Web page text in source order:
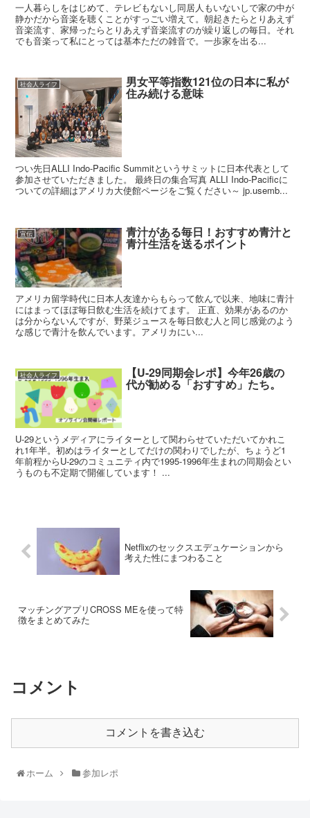
一人暮らしをはじめて、テレビもないし同居人もいないしで家の中が
静かだから音楽を聴くことがすっごい増えて。朝起きたらとりあえず
音楽流す、家帰ったらとりあえず音楽流すのが繰り返しの毎日。それ
でも音楽って私にとっては基本ただの雑音で。一歩家を出る...
社会人ライフ 男女平等指数121位の日本に私が
住み続ける意味
つい先日ALLI Indo-Pacific Summitというサミットに日本代表として
参加させていただきました。 最終日の集合写真 ALLI Indo-Pacificに
ついての詳細はアメリカ大使館ページをご覧ください～ jp.usemb...
宣伝 青汁がある毎日！おすすめ青汁と
青汁生活を送るポイント
アメリカ留学時代に日本人友達からもらって飲んで以来、地味に青汁
にはまってほぼ毎日飲む生活を続けてます。 正直、効果があるのか
は分からないんですが、野菜ジュースを毎日飲む人と同じ感覚のよう
な感じで青汁を飲んでいます。アメリカにい...
社会人ライフ 【U-29同期会レポ】今年26歳の
代が勧める「おすすめ」たち。
U-29というメディアにライターとして関わらせていただいてかれこ
れ1年半。初めはライターとしてだけの関わりでしたが、ちょうど1
年前程からU-29のコミュニティ内で1995-1996年生まれの同期会とい
うものも不定期で開催しています！ ...
Netflixのセックスエデュケーションから
考えた性にまつわること
マッチングアプリCROSS MEを使って特
徴をまとめてみた
コメント
コメントを書き込む
ホーム 参加レポ